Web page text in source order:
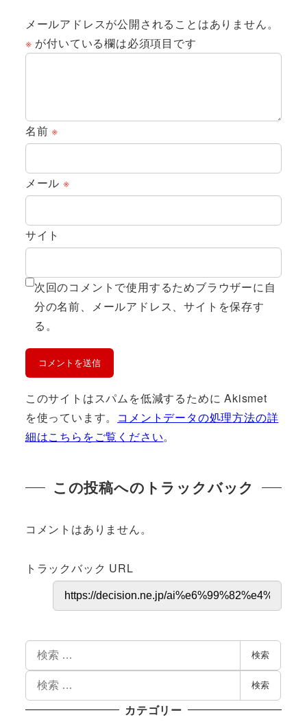
メールアドレスが公開されることはありません。
※ が付いている欄は必須項目です
名前※
メール ※
サイト
次回のコメントで使用するためブラウザーに自
分の名前、メールアドレス、サイトを保存す
る。
このサイトはスパムを低減するために Akismet
を使っています。 コメントデータの処理方法の詳
細はこちらをご覧ください。
この投稿へのトラックバック
コメントはありません。
トラックバック URL
検索
検索
カテゴリー